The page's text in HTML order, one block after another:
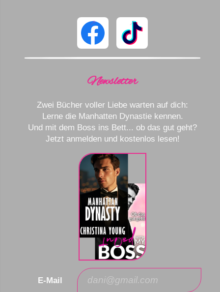
Newsletter
Zwei Bücher voller Liebe warten auf dich:
Lerne die Manhatten Dynastie kennen.
Und mit dem Boss ins Bett... ob das gut geht?
Jetzt anmelden und kostenlos lesen!
E-Mail